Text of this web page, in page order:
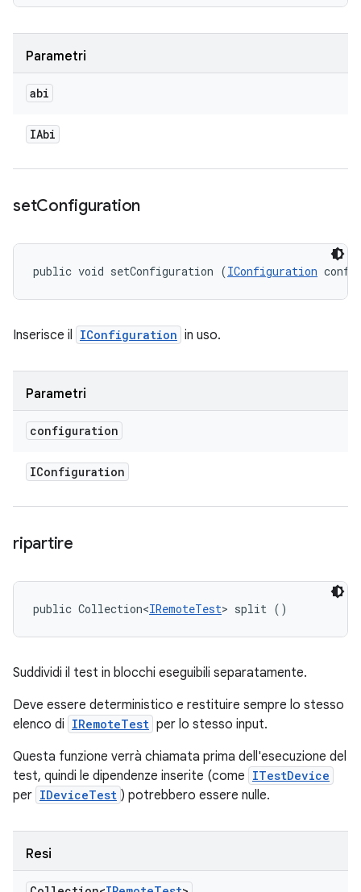
Parametri
abi
IAbi
setConfiguration
public void setConfiguration (IConfiguration
Inserisce il IConfiguration in uso.
Parametri
configuration
IConfiguration
ripartire
public Collection<IRemoteTest> split ()
Suddividi il test in blocchi eseguibili separatamente.
Deve essere deterministico e restituire sempre lo stesso
elenco di IRemoteTest per lo stesso input.
Questa funzione verrà chiamata prima dell'esecuzione del
test, quindi le dipendenze inserite (come ITestDevice
per IDeviceTest ) potrebbero essere nulle.
Resi